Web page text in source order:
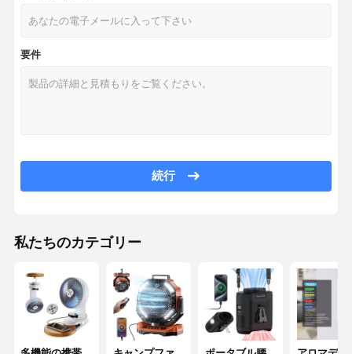
家へ 製品
わたしたち
に つい て
工場 ツアー
要件
続行
私たちのカテゴリー